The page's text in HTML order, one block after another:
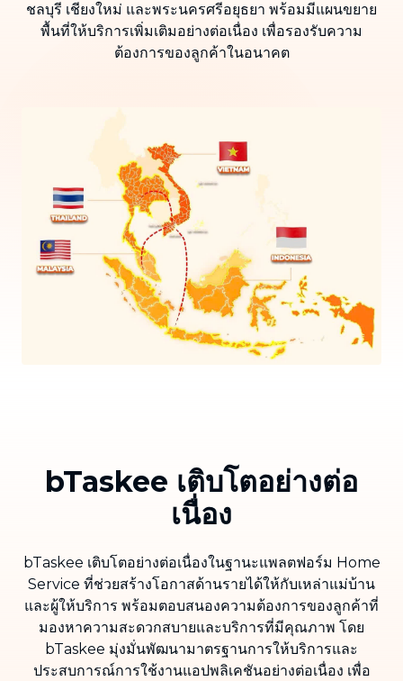
ชลบุรี เชียงใหม่ และพระนครศรีอยุธยา พร้อมมีแผนขยาย
พื้นที่ให้บริการเพิ่มเติมอย่างต่อเนื่อง เพื่อรองรับความ
ต้องการของลูกค้าในอนาคต
bTaskee เติบโตอย่างต่อ
เนื่อง
bTaskee เติบโตอย่างต่อเนื่องในฐานะแพลตฟอร์ม Home
Service ที่ช่วยสร้างโอกาสด้านรายได้ให้กับเหล่าแม่บ้าน
และผู้ให้บริการ พร้อมตอบสนองความต้องการของลูกค้าที่
มองหาความสะดวกสบายและบริการที่มีคุณภาพ โดย
bTaskee มุ่งมั่นพัฒนามาตรฐานการให้บริการและ
ประสบการณ์การใช้งานแอปพลิเคชันอย่างต่อเนื่อง เพื่อ